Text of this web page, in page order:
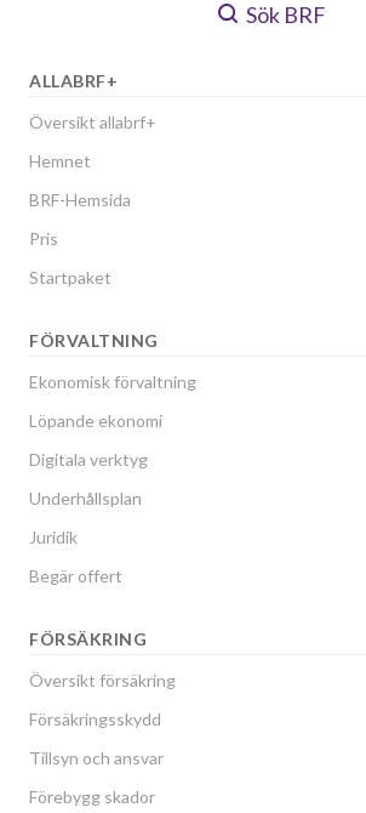
Sök BRF
ALLABRF+
Översikt allabrf+
Hemnet
BRF-Hemsida
Pris
Startpaket
FÖRVALTNING
Ekonomisk förvaltning
Löpande ekonomi
Digitala verktyg
Underhållsplan
Juridik
Begär offert
FÖRSÄKRING
Översikt försäkring
Försäkringsskydd
Tillsyn och ansvar
Förebygg skador